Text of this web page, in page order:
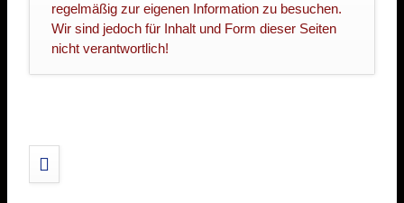
regelmäßig zur eigenen Information zu besuchen.
Wir sind jedoch für Inhalt und Form dieser Seiten
nicht verantwortlich!